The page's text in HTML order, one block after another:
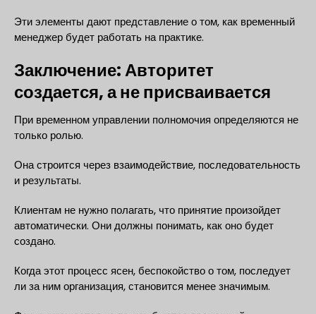
Эти элементы дают представление о том, как временный
менеджер будет работать на практике.
Заключение: Авторитет
создается, а не присваивается
При временном управлении полномочия определяются не
только ролью.
Она строится через взаимодействие, последовательность
и результаты.
Клиентам не нужно полагать, что принятие произойдет
автоматически. Они должны понимать, как оно будет
создано.
Когда этот процесс ясен, беспокойство о том, последует
ли за ним организация, становится менее значимым.